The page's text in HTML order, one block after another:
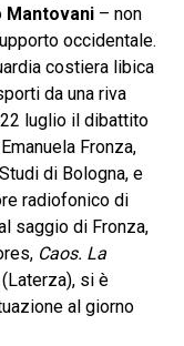
Mantovani– non
occidentale.
costiera libica
da una riva
luglio il dibattito
Fronza,
di Bologna, e
radiofonico di
saggio di Fronza,
Caos. La
si è
al giorno